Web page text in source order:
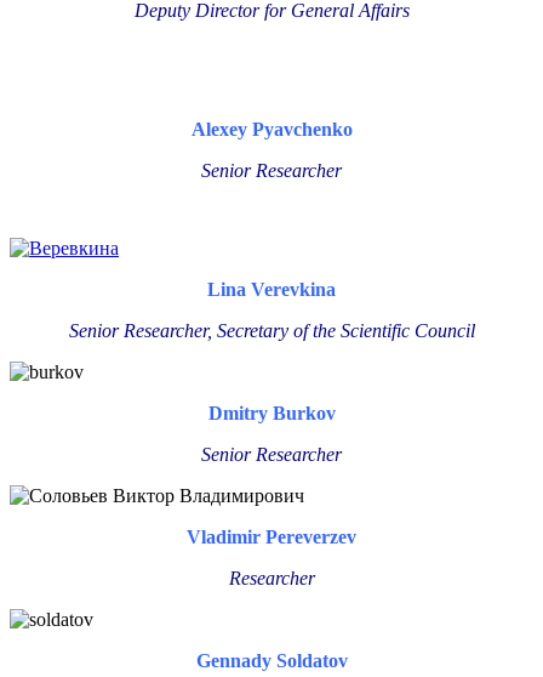
Deputy Director for General Affairs
Alexey Pyavchenko
Senior Researcher
Lina Verevkina
Senior Researcher, Secretary of the Scientific Council
Dmitry Burkov
Senior Researcher
Vladimir Pereverzev
Researcher
Gennady Soldatov